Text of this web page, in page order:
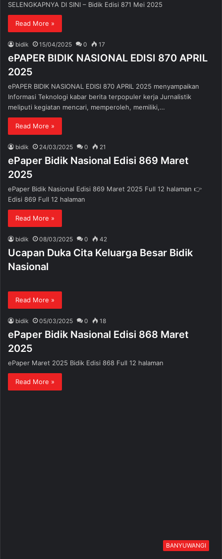
SELENGKAPNYA DI SINI – Bidik Edisi 871 Mei 2025
Read More »
bidik 15/04/2025 0 17
ePAPER BIDIK NASIONAL EDISI 870 APRIL
2025
ePAPER BIDIK NASIONAL EDISI 870 APRIL 2025 menyampaikan
Informasi Teknologi kabar berita terpopuler kerja Jurnalistik
meliputi kegiatan mencari, memperoleh, memiliki,…
Read More »
bidik 24/03/2025 0 21
ePaper Bidik Nasional Edisi 869 Maret
2025
ePaper Bidik Nasional Edisi 869 Maret 2025 Full 12 halaman 👉
Edisi 869 Full 12 halaman
Read More »
bidik 08/03/2025 0 42
Ucapan Duka Cita Keluarga Besar Bidik
Nasional
Read More »
bidik 05/03/2025 0 18
ePaper Bidik Nasional Edisi 868 Maret
2025
ePaper Maret 2025 Bidik Edisi 868 Full 12 halaman
Read More »
BANYUWANGI